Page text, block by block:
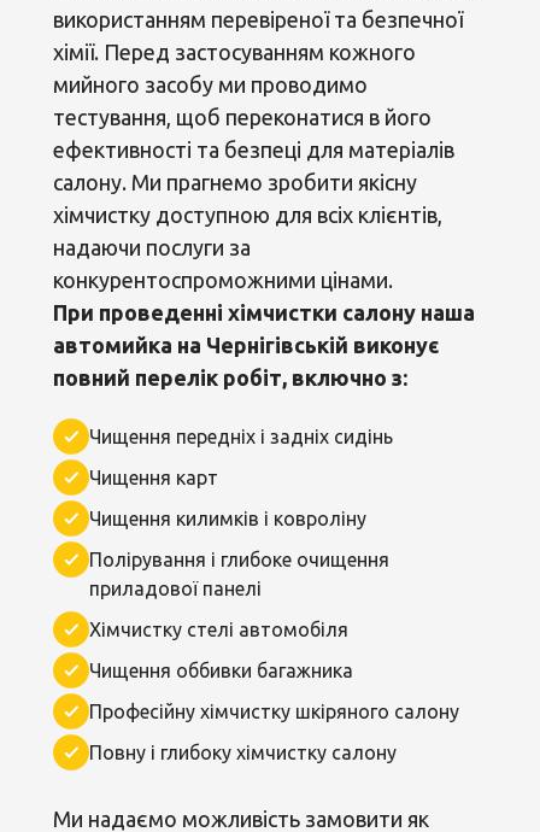
використанням перевіреної та безпечної
хімії. Перед застосуванням кожного
мийного засобу ми проводимо
тестування, щоб переконатися в його
ефективності та безпеці для матеріалів
салону. Ми прагнемо зробити якісну
хімчистку доступною для всіх клієнтів,
надаючи послуги за
конкурентоспроможними цінами.
При проведенні хімчистки салону наша
автомийка на Чернігівській виконує
повний перелік робіт, включно з:
Чищення передніх і задніх сидінь
Чищення карт
Чищення килимків і ковроліну
Полірування і глибоке очищення
приладової панелі
Хімчистку стелі автомобіля
Чищення оббивки багажника
Професійну хімчистку шкіряного салону
Повну і глибоку хімчистку салону
Ми надаємо можливість замовити як